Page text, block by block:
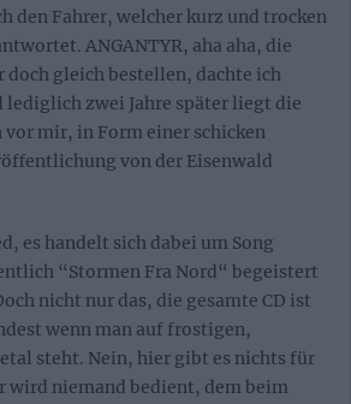
den Fahrer, welcher kurz und trocken
ANGANTYR, aha aha, die
doch gleich bestellen, dachte ich
lediglich zwei Jahre später liegt die
vor mir, in Form einer schicken
von der Eisenwald
es handelt sich dabei um Song
“Stormen Fra Nord“ begeistert
nicht nur das, die gesamte CD ist
wenn man auf frostigen,
steht. Nein, hier gibt es nichts für
wird niemand bedient, dem beim